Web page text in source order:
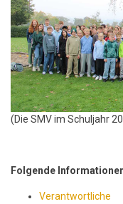
(Die SMV im Schuljahr
Folgende
Verantwortliche